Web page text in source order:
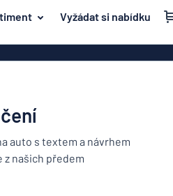
Vyžádat si nabídku
auto s textem a návrhem
našich předem